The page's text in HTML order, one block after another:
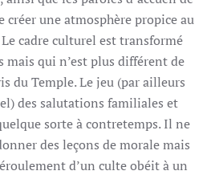
une atmosphère propice au
cadre culturel est transformé
mais qui n’est plus différent de
du Temple. Le jeu (par ailleurs
des salutations familiales et
sorte à contretemps. Il ne
des leçons de morale mais
d’un culte obéit à un